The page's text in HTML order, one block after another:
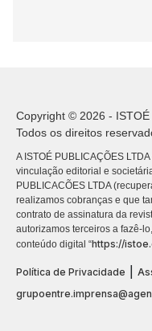
Copyright © 2026 - ISTOÉ
Todos os direitos
A ISTOÉ PUBLICAÇÕES
vinculação editorial e
PUBLICACÕES LTDA
realizamos cobranças e que
contrato de assinatura da
autorizamos terceiros a fazê-
conteúdo digital “https://
Política de Privacidade